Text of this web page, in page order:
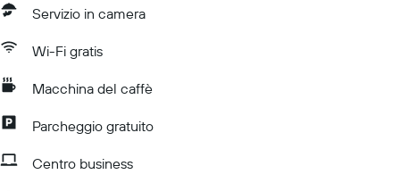
Servizio in camera
Wi-Fi gratis
Macchina del caffè
Parcheggio gratuito
Centro business